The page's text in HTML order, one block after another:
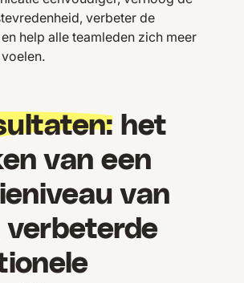
verbeter de
help alle teamleden zich meer
het
van een
van
verbeterde